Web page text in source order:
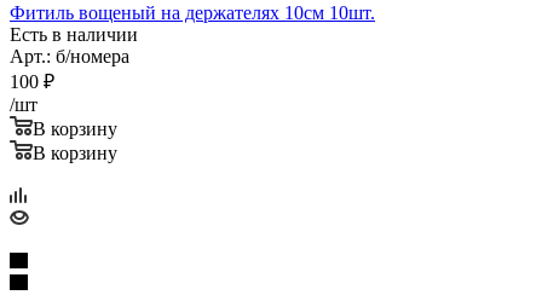
Фитиль вощеный на держателях 10см 10шт.
Есть в наличии
Арт.: б/номера
100 ₽
/шт
В корзину
В корзину